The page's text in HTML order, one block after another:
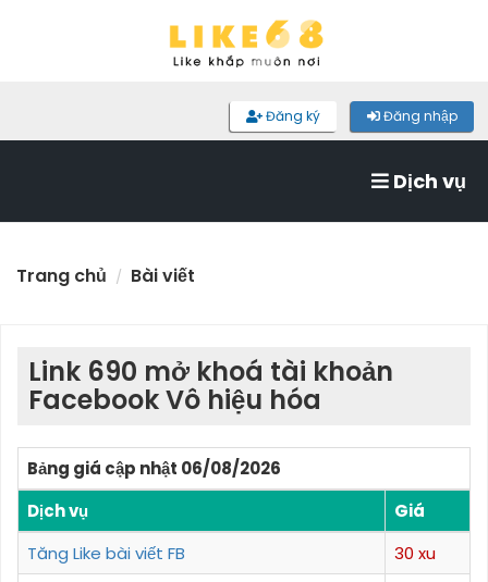
Đăng ký Đăng nhập
Dịch vụ
Trang chủ Bài viết
Link 690 mở khoá tài khoản
Facebook Vô hiệu hóa
Bảng giá cập nhật 06/08/2026
Dịch vụ
Giá
Tăng Like bài viết FB
30 xu